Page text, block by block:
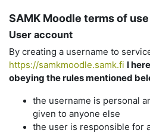
SAMK Moodle terms of use
User account
By creating a username to
https://samkmoodle.samk.fi I
obeying the rules mentioned
the username is personal
given to anyone else
the user is responsible for